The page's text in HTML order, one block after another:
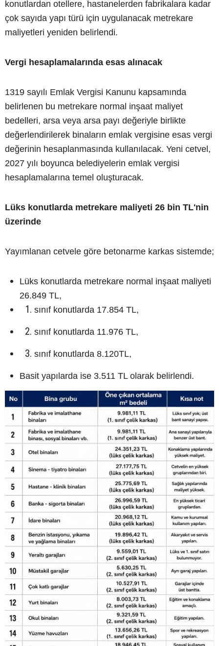
konutlardan otellere, hastanelerden fabrikalara kadar
çok sayıda yapı türü için uygulanacak metrekare
maliyetleri yeniden belirlendi.
Vergi hesaplamalarında esas alınacak
1319 sayılı Emlak Vergisi Kanunu kapsamında
belirlenen bu metrekare normal inşaat maliyet
bedelleri, arsa veya arsa payı değeriyle birlikte
değerlendirilerek binaların emlak vergisine esas vergi
değerinin hesaplanmasında kullanılacak. Yeni cetvel,
2027 yılı boyunca belediyelerin emlak vergisi
hesaplamalarına temel oluşturacak.
Lüks konutlarda metrekare maliyeti 26 bin TL'nin
üzerinde
Yayımlanan cetvele göre betonarme karkas sistemde;
Lüks konutlarda metrekare normal inşaat maliyeti
26.849 TL,
sınıf konutlarda 17.854 TL,
sınıf konutlarda 11.976 TL,
sınıf konutlarda 8.120TL,
Basit yapılarda ise 3.511 TL olarak belirlendi.